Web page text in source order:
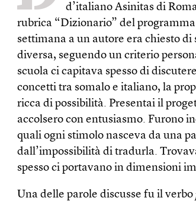
d’italiano Asinitas di
rubrica “Dizionario” del programma
settimana a un autore era chiesto
diversa, seguendo un criterio
scuola ci capitava spesso di
concetti tra somalo e italiano, la
ricca di possibilità. Presentai il
accolsero con entusiasmo. Furono
quali ogni stimolo nasceva da una
dall’impossibilità di tradurla.
spesso ci portavano in dimensioni
Una delle parole discusse fu il verbo